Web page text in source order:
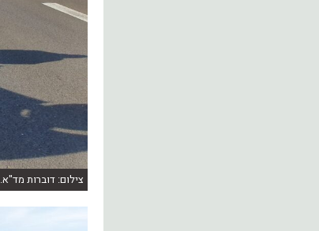
צילום: דוברות מד"א.